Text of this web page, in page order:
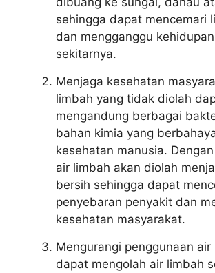
sehingga dapat mencemari
dan mengganggu
sekitarnya.
Menjaga kesehatan
limbah yang tidak diolah
mengandung berbagai
bahan kimia yang
kesehatan manusia.
air limbah akan diolah
bersih sehingga dapat
penyebaran penyakit dan
kesehatan masyarakat.
Mengurangi penggunaan air
dapat mengolah air limbah